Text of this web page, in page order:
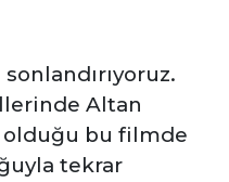
Altan
olduğu bu filmde
tekrar